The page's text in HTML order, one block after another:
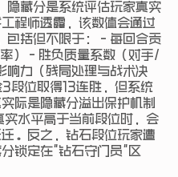
隐藏分是系统评估玩家真实
程师透露，该数值会通过
包括但不限于： - 每回合贡
） - 胜负质量系数（对手/
响力（残局处理与战术决
段位取得13连胜，但系统
际是隐藏分溢出保护机制
水平高于当前段位时，会
。反之，钻石段位玩家遭
锁定在"钻石守门员"区